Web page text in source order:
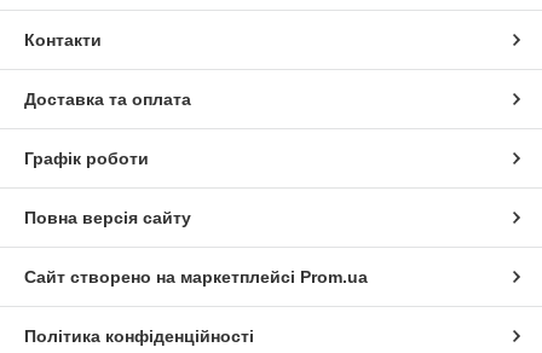
Контакти
Доставка та оплата
Графік роботи
Повна версія сайту
Сайт створено на маркетплейсі Prom.ua
Політика конфіденційності